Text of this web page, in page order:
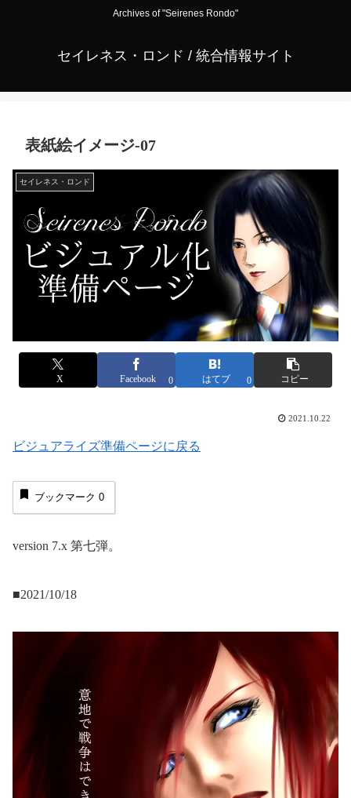
Archives of "Seirenes Rondo"
セイレネス・ロンド / 統合情報サイト
表紙絵イメージ-07
セイレネス・ロンド
X Facebook 0 はてブ 0 コピー
2021.10.22
ビジュアライズ準備ページに戻る
ブックマーク 0
version 7.x 第七弾。
■2021/10/18